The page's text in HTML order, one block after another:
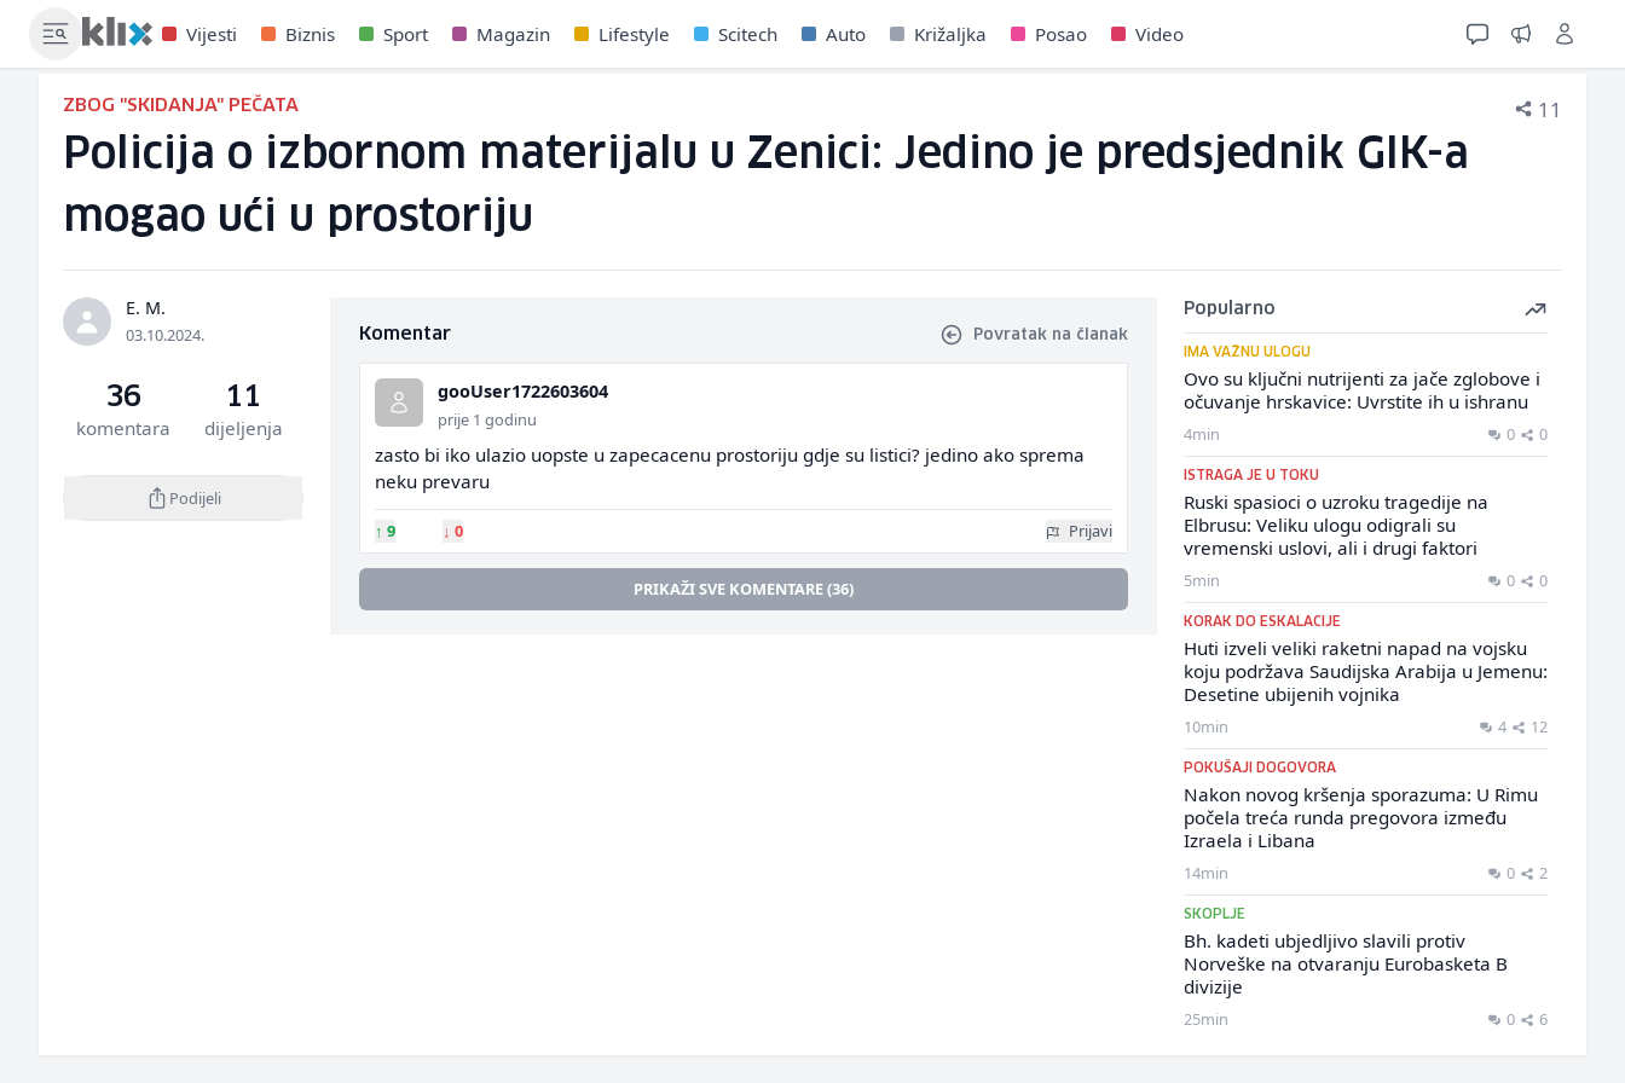
Vijesti Biznis Sport Magazin Lifestyle Scitech Auto Križaljka Posao Video
ZBOG "SKIDANJA" PEČATA 11
Policija o izbornom materijalu u Zenici: Jedino je predsjednik GIK-a
mogao ući u prostoriju
E. M.
03.10.2024.
36
komentara
11
dijeljenja
Podijeli
Komentar Povratak na članak
gooUser1722603604
prije 1 godinu
zasto bi iko ulazio uopste u zapecacenu prostoriju gdje su listici? jedino ako sprema
neku prevaru
↑ 9 ↓ 0 Prijavi
PRIKAŽI SVE KOMENTARE (36)
Popularno
IMA VAŽNU ULOGU
Ovo su ključni nutrijenti za jače zglobove i
očuvanje hrskavice: Uvrstite ih u ishranu
4min 0 0
ISTRAGA JE U TOKU
Ruski spasioci o uzroku tragedije na
Elbrusu: Veliku ulogu odigrali su
vremenski uslovi, ali i drugi faktori
5min 0 0
KORAK DO ESKALACIJE
Huti izveli veliki raketni napad na vojsku
koju podržava Saudijska Arabija u Jemenu:
Desetine ubijenih vojnika
10min 4 12
POKUŠAJI DOGOVORA
Nakon novog kršenja sporazuma: U Rimu
počela treća runda pregovora između
Izraela i Libana
14min 0 2
SKOPLJE
Bh. kadeti ubjedljivo slavili protiv
Norveške na otvaranju Eurobasketa B
divizije
25min 0 6